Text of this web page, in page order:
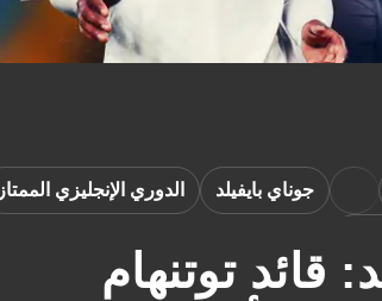
قائد توتنهام
جوناي بايفيلد الدوري الإنجليزي الممتاز